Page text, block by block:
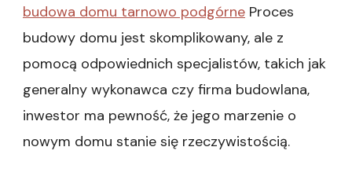
budowa domu tarnowo podgórne Proces
budowy domu jest skomplikowany, ale z
pomocą odpowiednich specjalistów, takich jak
generalny wykonawca czy firma budowlana,
inwestor ma pewność, że jego marzenie o
nowym domu stanie się rzeczywistością.